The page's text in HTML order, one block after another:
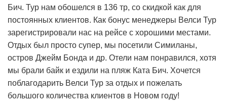
Бич. Тур нам обошелся в 136 тр, со скидкой как для
постоянных клиентов. Как бонус менеджеры Велси Тур
зарегистрировали нас на рейсе с хорошими местами.
Отдых был просто супер, мы посетили Симиланы,
остров Джейм Бонда и др. Отели нам понравился, хотя
мы брали байк и ездили на пляж Ката Бич. Хочется
поблагодарить Велси Тур за отдых и пожелать
большого количества клиентов в Новом году!